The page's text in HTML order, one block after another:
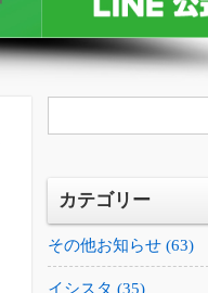
カテゴリー
その他お知らせ (63)
イシスタ (35)